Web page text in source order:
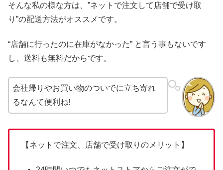
そんな私の様な方は、”ネットで注文して店舗で受け取
り”の配送方法がオススメです。
“店舗に行ったのに在庫がなかった” と言う事もないです
し、送料も無料だからです。
会社帰りやお買い物のついでに立ち寄れ
るなんて便利ね!
【ネットで注文、店舗で受け取りのメリット】